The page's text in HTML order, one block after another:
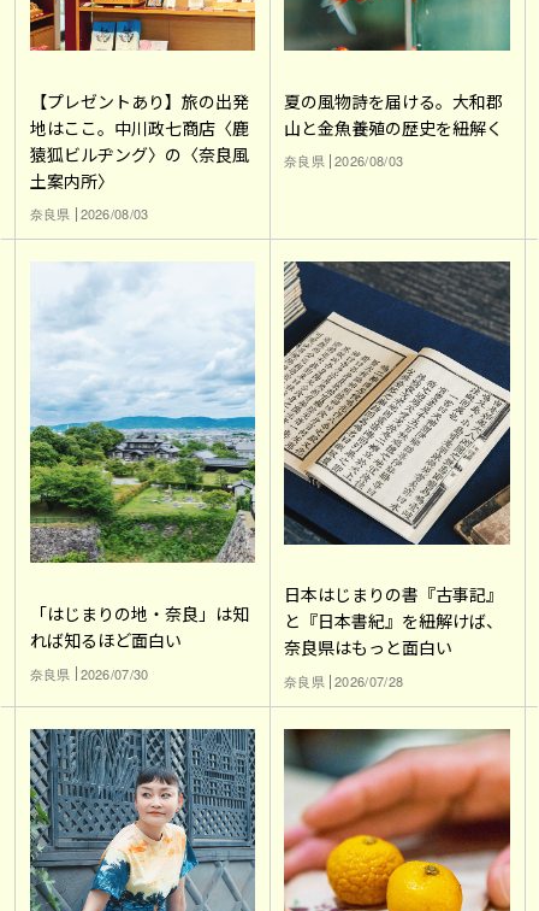
【プレゼントあり】旅の出発
地はここ。中川政七商店〈鹿
猿狐ビルヂング〉の〈奈良風
土案内所〉
奈良県 2026/08/03
夏の風物詩を届ける。大和郡
山と金魚養殖の歴史を紐解く
奈良県 2026/08/03
「はじまりの地・奈良」は知
れば知るほど面白い
奈良県 2026/07/30
日本はじまりの書『古事記』
と『日本書紀』を紐解けば、
奈良県はもっと面白い
奈良県 2026/07/28